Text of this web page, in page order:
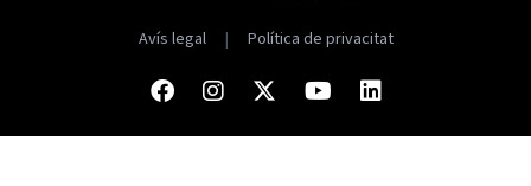
Avís legal | Política de privacitat
FacebookInstagram
TwitterYoutube